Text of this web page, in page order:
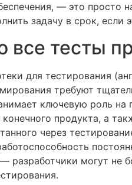
— это просто
задачу в срок, если
все тесты
для тестирования
требуют
ключевую роль на
продукта, а
через
разработчики могут не